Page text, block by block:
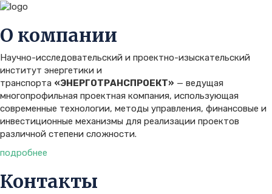
О компании
Научно-исследовательский и проектно-изыскательский
институт энергетики и
транспорта «ЭНЕРГОТРАНСПРОЕКТ» — ведущая
многопрофильная проектная компания, использующая
современные технологии, методы управления, финансовые и
инвестиционные механизмы для реализации проектов
различной степени сложности.
подробнее
Контакты